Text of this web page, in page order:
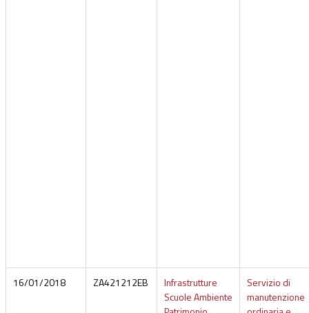
16/01/2018 ZA421212EB
Infrastrutture
Scuole Ambiente
Servizio di
manutenzione